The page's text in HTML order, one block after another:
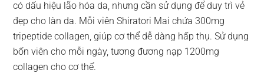
có dấu hiệu lão hóa da, nhưng cần sử dụng để duy trì vẻ
đẹp cho làn da. Mỗi viên Shiratori Mai chứa 300mg
tripeptide collagen, giúp cơ thể dễ dàng hấp thụ. Sử dụng
bốn viên cho mỗi ngày, tương đương nạp 1200mg
collagen cho cơ thể.